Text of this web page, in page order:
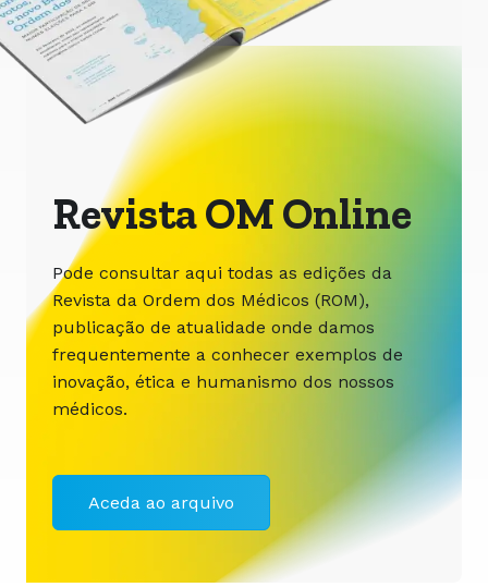
Revista OM Online
Pode consultar aqui todas as edições da
Revista da Ordem dos Médicos (ROM),
publicação de atualidade onde damos
frequentemente a conhecer exemplos de
inovação, ética e humanismo dos nossos
médicos.
Aceda ao arquivo